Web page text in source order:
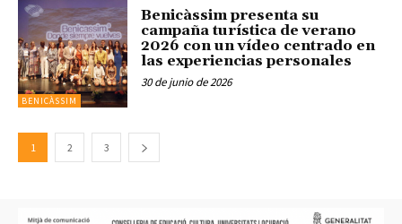
BENICÀSSIM
Benicàssim presenta su
campaña turística de verano
2026 con un vídeo centrado en
las experiencias personales
30 de junio de 2026
1 2 3